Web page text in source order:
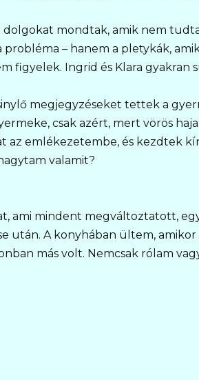
dolgokat mondtak, amik nem
probléma – hanem a pletykák,
figyelek. Ingrid és Klara gyakran
megjegyzéseket tettek a
csak azért, mert vörös
az emlékezetembe, és kezdtek
valamit?
ami mindent megváltoztatott,
után. A konyhában ültem,
más volt. Nemcsak rólam